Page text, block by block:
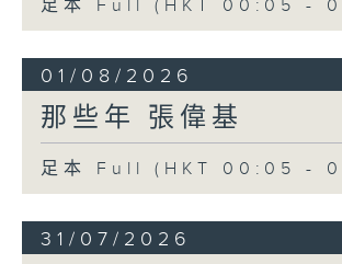
足本 Full (HKT 00:05 -
01/08/2026
那些年 張偉基
足本 Full (HKT 00:05 -
31/07/2026